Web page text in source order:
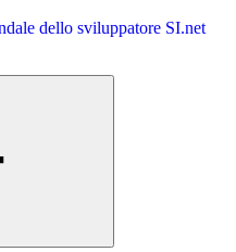
SI.net